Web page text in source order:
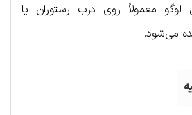
معمولاً روی درب رستوران یا
می‌شود.